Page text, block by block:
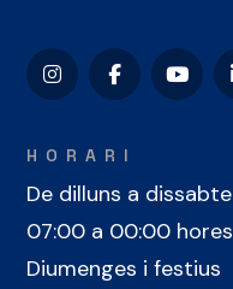
HORARI
De dilluns a dissabte
07:00 a 00:00 hores
Diumenges i festius